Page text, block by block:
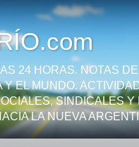
24 HORAS. NOTAS
Y EL MUNDO.
SINDICALES Y
LA NUEVA